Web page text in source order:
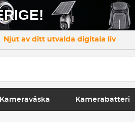
Njut av ditt utvalda digitala liv
Kameraväska Kamerabatteri